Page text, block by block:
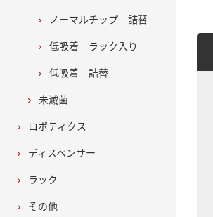
ノーマルチップ 詰替
低吸着 ラック入り
低吸着 詰替
未滅菌
ロボティクス
ディスペンサー
ラック
その他